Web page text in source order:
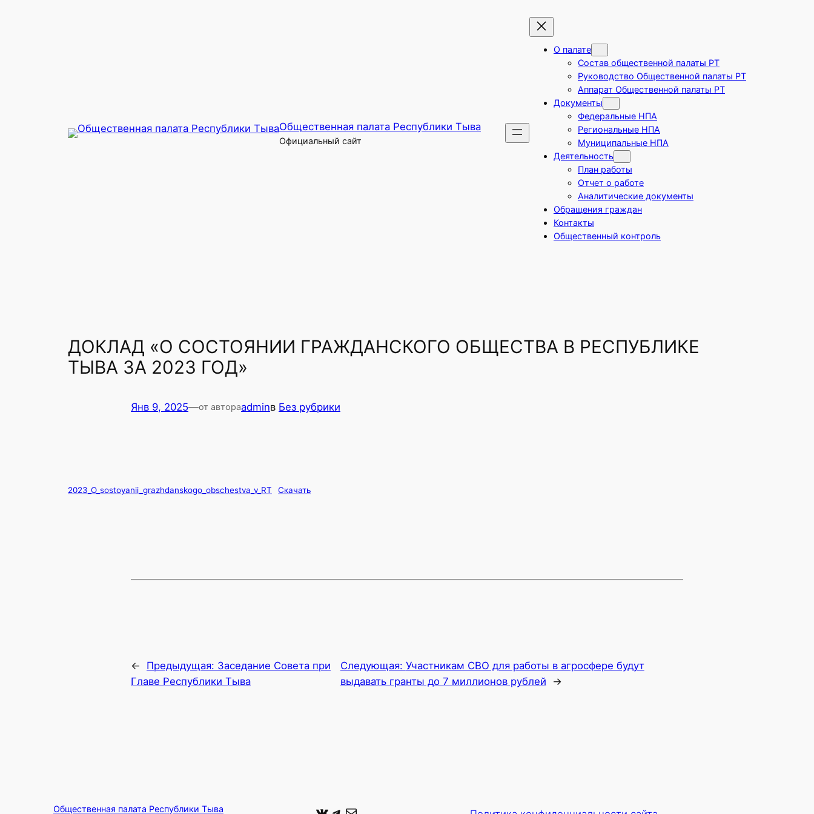
Общественная палата Республики Тыва
Официальный сайт
О палате
Состав общественной палаты РТ
Руководство Общественной палаты РТ
Аппарат Общественной палаты РТ
Документы
Федеральные НПА
Региональные НПА
Муниципальные НПА
Деятельность
План работы
Отчет о работе
Аналитические документы
Обращения граждан
Контакты
Общественный контроль
ДОКЛАД «О СОСТОЯНИИ ГРАЖДАНСКОГО ОБЩЕСТВА В РЕСПУБЛИКЕ
ТЫВА ЗА 2023 ГОД»
Янв 9, 2025—от автораadminв Без рубрики
2023_O_sostoyanii_grazhdanskogo_obschestva_v_RT Скачать
← Предыдущая: Заседание Совета при
Главе Республики Тыва
Следующая: Участникам СВО для работы в агросфере будут
выдавать гранты до 7 миллионов рублей
→
Общественная палата Республики Тыва